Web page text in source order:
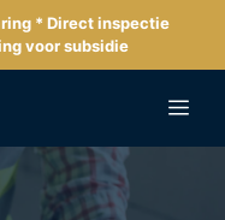
* Direct inspectie
voor subsidie